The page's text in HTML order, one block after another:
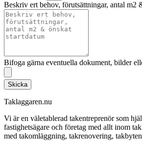
Beskriv ert behov, förutsättningar, antal m2
Bifoga gärna eventuella dokument, bilder
Skicka
Taklaggaren.nu
Vi är en väletablerad takentreprenör som
fastighetsägare och företag med allt inom
med takomläggning, takrenovering,